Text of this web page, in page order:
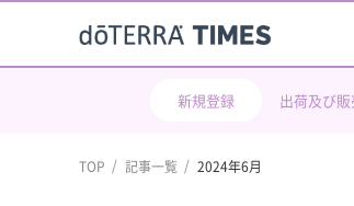
新規登録 出荷及び
TOP 記事一覧 2024年6月